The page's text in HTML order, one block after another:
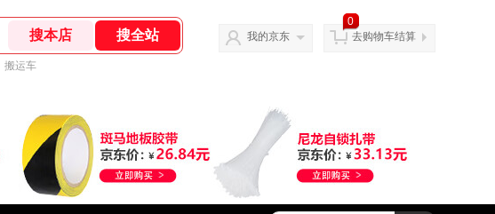
搬运车
我的京东
0
去购物车结算